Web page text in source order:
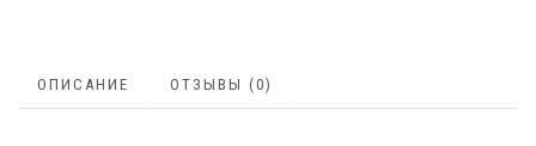
ОПИСАНИЕ ОТЗЫВЫ (0)